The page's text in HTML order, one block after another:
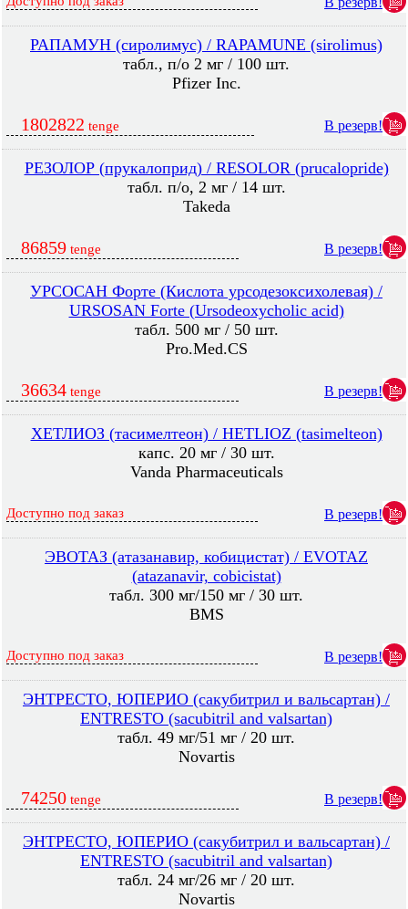
РАПАМУН (сиролимус) / RAPAMUNE (sirolimus)
табл., п/о 2 мг / 100 шт.
Pfizer Inc.
1802822 tenge В резерв!
РЕЗОЛОР (прукалоприд) / RESOLOR (prucalopride)
табл. п/о, 2 мг / 14 шт.
Takeda
86859 tenge В резерв!
УРСОСАН Форте (Кислота урсодезоксихолевая) /
URSOSAN Forte (Ursodeoxycholic acid)
табл. 500 мг / 50 шт.
Pro.Med.CS
36634 tenge В резерв!
ХЕТЛИОЗ (тасимелтеон) / HETLIOZ (tasimelteon)
капс. 20 мг / 30 шт.
Vanda Pharmaceuticals
Доступно под заказ В резерв!
ЭВОТАЗ (атазанавир, кобицистат) / EVOTAZ
(atazanavir, cobicistat)
табл. 300 мг/150 мг / 30 шт.
BMS
Доступно под заказ В резерв!
ЭНТРЕСТО, ЮПЕРИО (сакубитрил и вальсартан) /
ENTRESTO (sacubitril and valsartan)
табл. 49 мг/51 мг / 20 шт.
Novartis
74250 tenge В резерв!
ЭНТРЕСТО, ЮПЕРИО (сакубитрил и вальсартан) /
ENTRESTO (sacubitril and valsartan)
табл. 24 мг/26 мг / 20 шт.
Novartis